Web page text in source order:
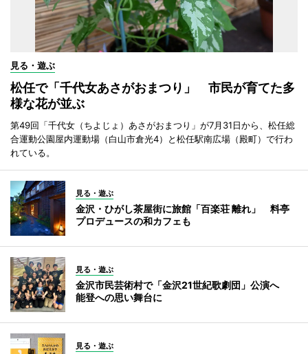
見る・遊ぶ
松任で「千代女あさがおまつり」 市民が育てた多
様な花が並ぶ
第49回「千代女（ちよじょ）あさがおまつり」が7月31日から、松任総
合運動公園屋内運動場（白山市倉光4）と松任駅南広場（殿町）で行わ
れている。
見る・遊ぶ
金沢・ひがし茶屋街に旅館「百楽荘 離れ」 料亭
プロデュースの和カフェも
見る・遊ぶ
金沢市民芸術村で「金沢21世紀歌劇団」公演へ
能登への思い舞台に
見る・遊ぶ